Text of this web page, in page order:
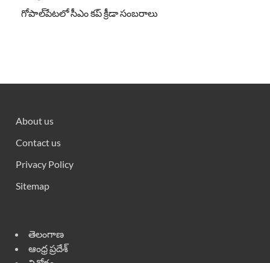
గోపాల్‌పేటలో సీఎం కప్ క్రీడా సంబరాలు
About us
Contact us
Privacy Policy
Sitemap
తెలంగాణ
ఆంధ్ర ప్రదేశ్